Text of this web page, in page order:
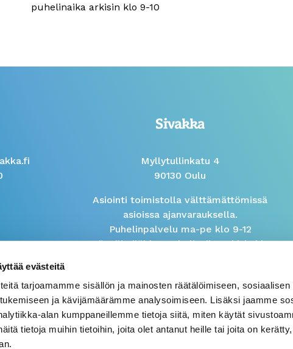
evästeitä
tarjoamamme sisällön ja mainosten räätälöimiseen, sosiaalisen
ja kävijämäärämme analysoimiseen. Lisäksi jaamme
alan kumppaneillemme tietoja siitä, miten käytät
tietoja muihin tietoihin, joita olet antanut heille tai joita on
puhelinaika arkisin klo 9-10
Myllytullinkatu 4
90130 Oulu
Asiointi toimistolla välttämättömissä
asioissa ajanvarauksella.
Puhelinpalvelu ma-pe klo 9-12
Isännöitsijöiden puhelinaika arkisin klo
Väärinkäytösilmoitus